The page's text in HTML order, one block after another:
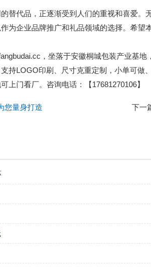
替代品，正逐渐受到人们的重视和喜爱。
为企业品牌推广和礼品领域的选择。希望
，坐落于安徽桐城包装产业基
持LOGO印刷、尺寸克重定制，小单可做
上门看厂。咨询电话：【17681270106】
您量身打造 下一